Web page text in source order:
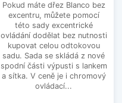
Pokud máte dřez Blanco bez
excentru, můžete pomocí
této sady excentrické
ovládání dodělat bez nutnosti
kupovat celou odtokovou
sadu. Sada se skládá z nové
spodní části výpusti s lankem
a sítka. V ceně je i chromový
ovládací...